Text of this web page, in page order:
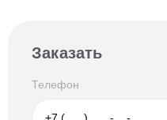
Заказать
Телефон